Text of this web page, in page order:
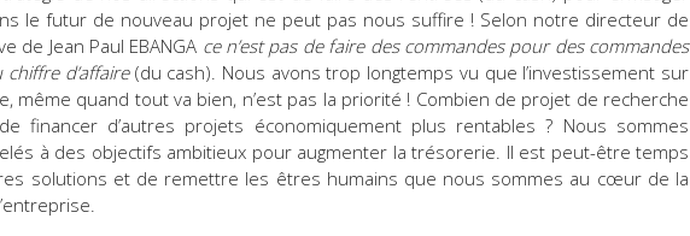
le futur de nouveau projet ne peut pas nous suffire ! Selon notre directeur de
de Jean Paul EBANGA ce n’est pas de faire des commandes pour des commandes
d’affaire(du cash). Nous avons trop longtemps vu que l’investissement sur
même quand tout va bien, n’est pas la priorité ! Combien de projet de recherche
financer d’autres projets économiquement plus rentables ? Nous sommes
à des objectifs ambitieux pour augmenter la trésorerie. Il est peut-être temps
solutions et de remettre les êtres humains que nous sommes au cœur de la